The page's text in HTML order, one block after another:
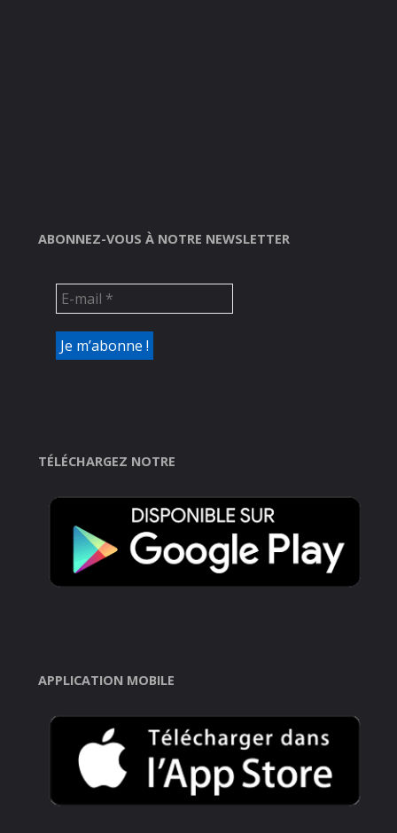
ABONNEZ-VOUS À NOTRE NEWSLETTER
TÉLÉCHARGEZ NOTRE
APPLICATION MOBILE